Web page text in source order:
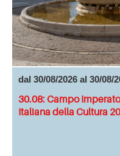
dal 30/08/2026 al 30/08/
30.08: Campo
Italiana della Cultura